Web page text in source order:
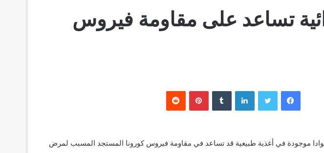
تساعد على مقاومة فيروس
فيسبوك تويتر لينكدإن بينتيريست
موجودة في أغذية طبيعية قد تساعد في مقاومة فيروس كورونا المستجد المسبب لمرض